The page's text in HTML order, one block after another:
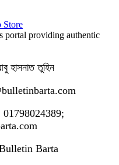
portal providing authentic
হাসনাত তুহিন
01798024389;
Barta